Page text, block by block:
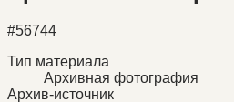
#56744
Тип материала
Архивная фотография
Архив-источник